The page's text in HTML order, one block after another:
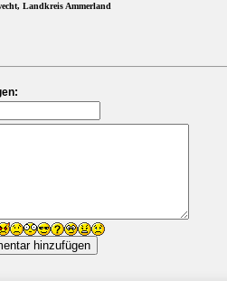
Landkreis Ammerland